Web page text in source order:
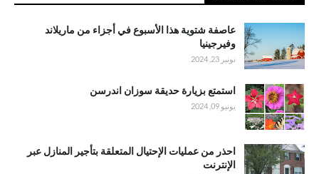
عاصفة شتوية هذا الأسبوع في أجزاء من ماريلاند
وفيرجينيا
نونبر 23, 2024
استمتع بزيارة حديقة سوزان اندرسن
يونيو 09, 2024
احذر من عمليات الإحتيال المتعلقة بتأجير المنازل عبر
الإنترنت